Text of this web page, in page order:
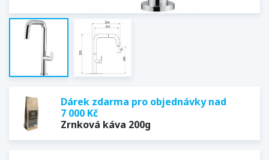
Dárek zdarma pro objednávky nad
7 000 Kč
Zrnková káva 200g